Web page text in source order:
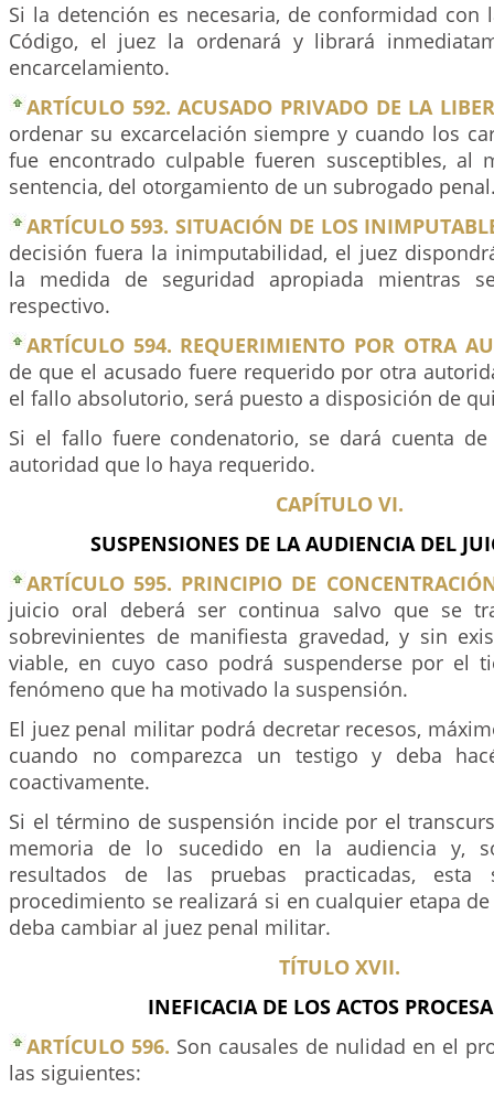
Si la detención es necesaria, de conformidad con
Código, el juez la ordenará y librará
encarcelamiento.
ARTÍCULO 592. ACUSADO PRIVADO DE LA
ordenar su excarcelación siempre y cuando los
fue encontrado culpable fueren susceptibles, al
sentencia, del otorgamiento de un subrogado
ARTÍCULO 593. SITUACIÓN DE LOS
decisión fuera la inimputabilidad, el juez
la medida de seguridad apropiada mientras
respectivo.
ARTÍCULO 594. REQUERIMIENTO POR OTRA
de que el acusado fuere requerido por otra
el fallo absolutorio, será puesto a disposición de
Si el fallo fuere condenatorio, se dará cuenta
autoridad que lo haya requerido.
CAPÍTULO VI.
SUSPENSIONES DE LA AUDIENCIA DEL
ARTÍCULO 595. PRINCIPIO DE
juicio oral deberá ser continua salvo que se
sobrevinientes de manifiesta gravedad, y sin
viable, en cuyo caso podrá suspenderse por el
fenómeno que ha motivado la suspensión.
El juez penal militar podrá decretar recesos,
cuando no comparezca un testigo y deba
coactivamente.
Si el término de suspensión incide por el
memoria de lo sucedido en la audiencia y,
resultados de las pruebas practicadas, esta
procedimiento se realizará si en cualquier etapa
deba cambiar al juez penal militar.
TÍTULO XVII.
INEFICACIA DE LOS ACTOS
ARTÍCULO 596. Son causales de nulidad en el
las siguientes: